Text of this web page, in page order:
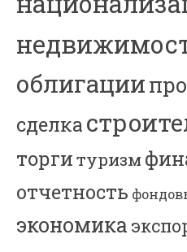
облигации
сделка
торгитуризм
отчетность
экономика